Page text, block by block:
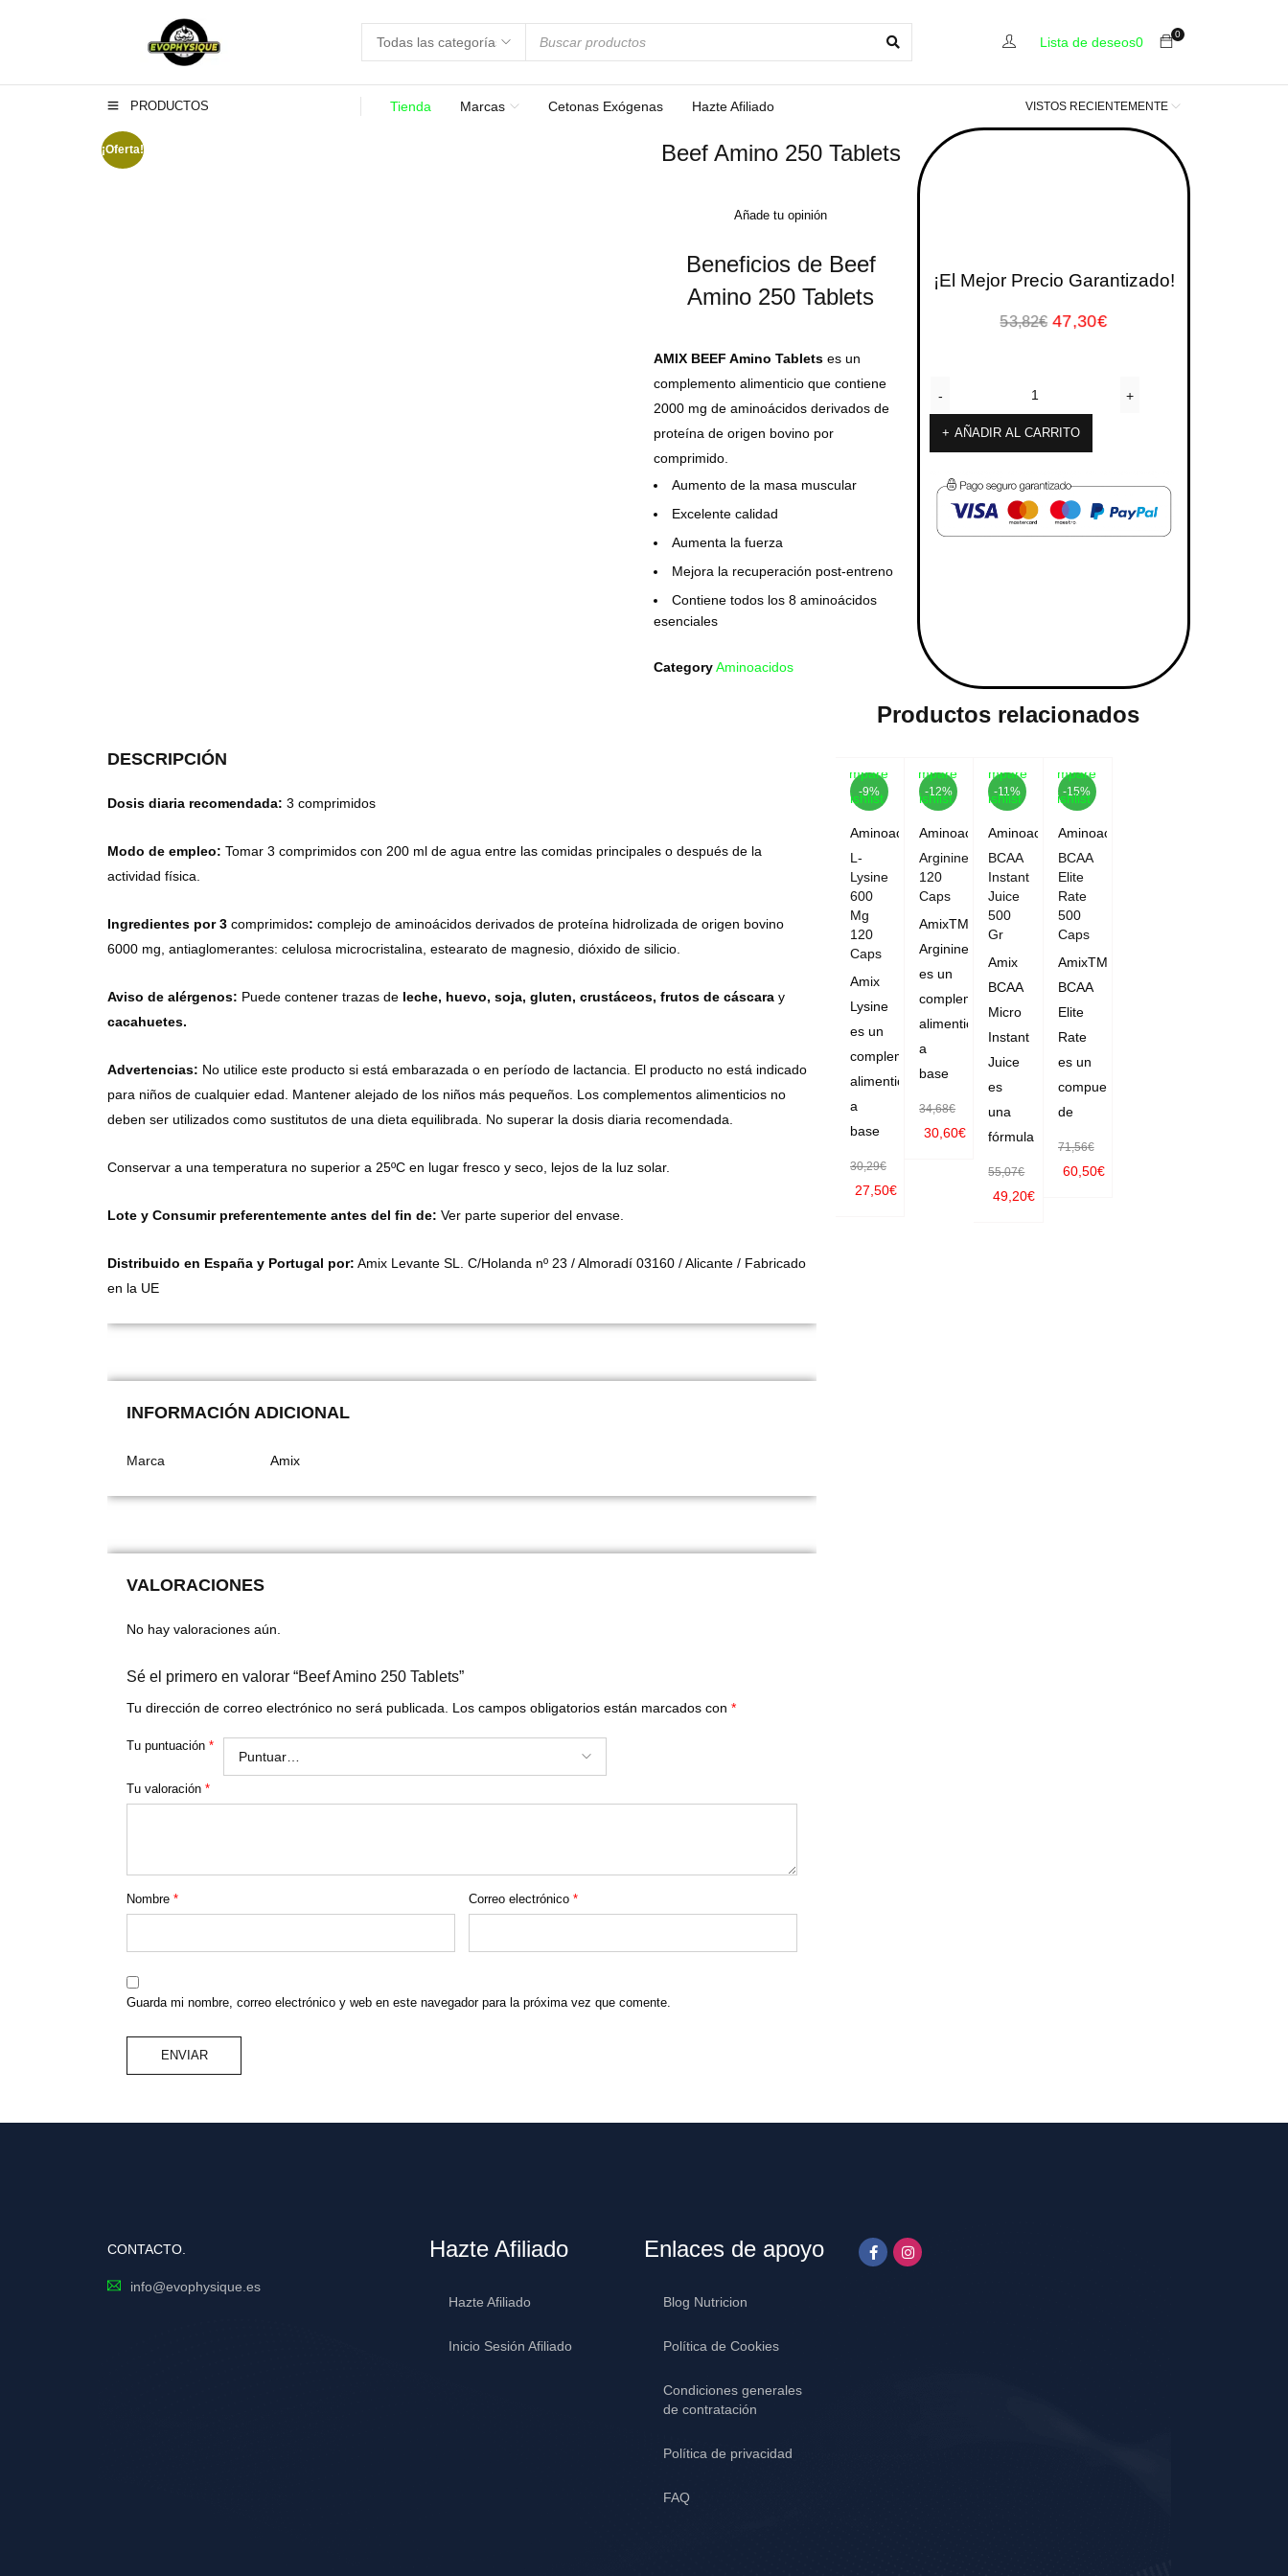
0
Lista de deseos0
PRODUCTOS Tienda Marcas Cetonas Exógenas Hazte Afiliado VISTOS RECIENTEMENTE
¡Oferta! Beef Amino 250 Tablets
Añade tu opinión
Beneficios de Beef
Amino 250 Tablets
AMIX BEEF Amino Tablets es un
complemento alimenticio que contiene
2000 mg de aminoácidos derivados de
proteína de origen bovino por
comprimido.
Aumento de la masa muscular
Excelente calidad
Aumenta la fuerza
Mejora la recuperación post-entreno
Contiene todos los 8 aminoácidos
esenciales
CategoryAminoacidos
¡El Mejor Precio Garantizado!
53,82€ 47,30€
AÑADIR AL CARRITO
DESCRIPCIÓN
Dosis diaria recomendada: 3 comprimidos
Modo de empleo: Tomar 3 comprimidos con 200 ml de agua entre las comidas principales o después de la
actividad física.
Ingredientes por 3 comprimidos: complejo de aminoácidos derivados de proteína hidrolizada de origen bovino
6000 mg, antiaglomerantes: celulosa microcristalina, estearato de magnesio, dióxido de silicio.
Aviso de alérgenos: Puede contener trazas de leche, huevo, soja, gluten, crustáceos, frutos de cáscara y
cacahuetes.
Advertencias: No utilice este producto si está embarazada o en período de lactancia. El producto no está indicado
para niños de cualquier edad. Mantener alejado de los niños más pequeños. Los complementos alimenticios no
deben ser utilizados como sustitutos de una dieta equilibrada. No superar la dosis diaria recomendada.
Conservar a una temperatura no superior a 25ºC en lugar fresco y seco, lejos de la luz solar.
Lote y Consumir preferentemente antes del fin de: Ver parte superior del envase.
Distribuido en España y Portugal por: Amix Levante SL. C/Holanda nº 23 / Almoradí 03160 / Alicante / Fabricado
en la UE
INFORMACIÓN ADICIONAL
Marca Amix
VALORACIONES
No hay valoraciones aún.
Sé el primero en valorar “Beef Amino 250 Tablets”
Tu dirección de correo electrónico no será publicada. Los campos obligatorios están marcados con *
Tu puntuación *
Tu valoración *
Nombre * Correo electrónico *
Guarda mi nombre, correo electrónico y web en este navegador para la próxima vez que comente.
Productos relacionados
-9%
Compare
Wishlist
Aminoacidos
L-
Lysine
600
Mg
120
Caps
Amix
Lysine
es un
complemento
alimenticio
a
base
30,29€
27,50€
-12%
Compare
Wishlist
Aminoacidos
Arginine
120
Caps
AmixTM
Arginine
es un
complemento
alimenticio
a
base
34,68€
30,60€
-11%
Compare
Wishlist
Aminoacidos
BCAA
Instant
Juice
500
Gr
Amix
BCAA
Micro
Instant
Juice
es
una
fórmula
55,07€
49,20€
-15%
Compare
Wishlist
Aminoacidos
BCAA
Elite
Rate
500
Caps
AmixTM
BCAA
Elite
Rate
es un
compuesto
de
71,56€
60,50€
CONTACTO.
info@evophysique.es
Hazte Afiliado
Hazte Afiliado
Inicio Sesión Afiliado
Enlaces de apoyo
Blog Nutricion
Política de Cookies
Condiciones generales
de contratación
Política de privacidad
FAQ